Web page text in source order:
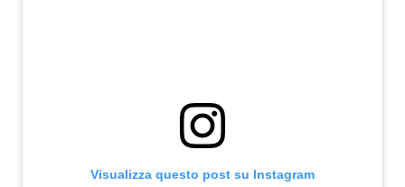
Visualizza questo post su Instagram